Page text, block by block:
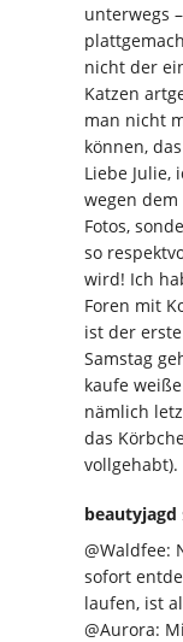
unterwegs
nicht der
Katzen
man nicht
können,
Liebe Julie,
wegen
Fotos,
so
wird! Ich
Foren mit
ist der
Samstag
kaufe
nämlich
das
vollgehabt).
beautyjagd
@Waldfee:
sofort
laufen, ist
@Aurora: